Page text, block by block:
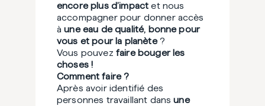
encore plus d’impact et nous
accompagner pour donner accès
àune eau de qualité, bonne pour
vous et pour la planète?
Vous pouvez faire bouger les
choses !
Comment faire ?
Après avoir identifié des
personnes travaillant dansune